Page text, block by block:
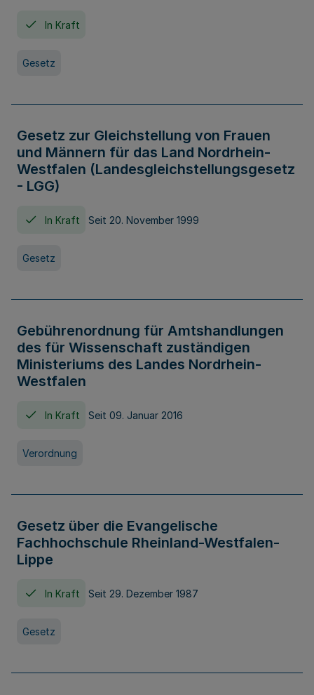
In Kraft
Gesetz
Gesetz zur Gleichstellung von Frauen
und Männern für das Land Nordrhein-
Westfalen (Landesgleichstellungsgesetz
- LGG)
In Kraft Seit 20. November 1999
Gesetz
Gebührenordnung für Amtshandlungen
des für Wissenschaft zuständigen
Ministeriums des Landes Nordrhein-
Westfalen
In Kraft Seit 09. Januar 2016
Verordnung
Gesetz über die Evangelische
Fachhochschule Rheinland-Westfalen-
Lippe
In Kraft Seit 29. Dezember 1987
Gesetz